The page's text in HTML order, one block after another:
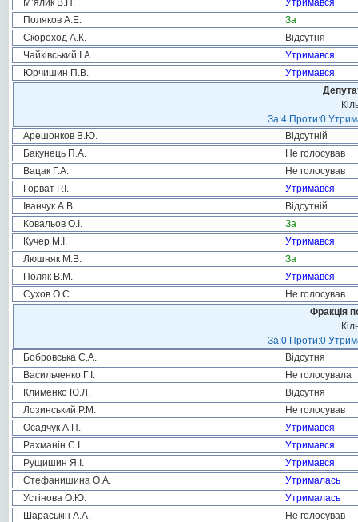
М’ялик В.Н.
Утримався
Поляков А.Е.
За
Скороход А.К.
Відсутня
Чайківський І.А.
Утримався
Юрчишин П.В.
Утримався
За:4 Проти:0
Арешонков В.Ю.
Відсутній
Бакунець П.А.
Не голосував
Вацак Г.А.
Не голосував
Горват Р.І.
Утримався
Іванчук А.В.
Відсутній
Ковальов О.І.
За
Кучер М.І.
Утримався
Люшняк М.В.
За
Поляк В.М.
Утримався
Сухов О.С.
Не голосував
Фракція
За:0 Проти:0
Бобровська С.А.
Відсутня
Васильченко Г.І.
Не голосувала
Клименко Ю.Л.
Відсутня
Лозинський Р.М.
Не голосував
Осадчук А.П.
Утримався
Рахманін С.І.
Утримався
Рущишин Я.І.
Утримався
Стефанишина О.А.
Утрималась
Устінова О.Ю.
Утрималась
Шараськін А.А.
Не голосував